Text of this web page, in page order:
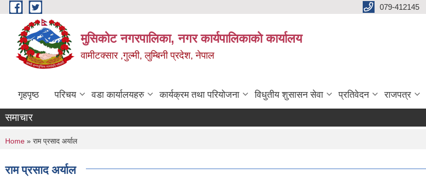
Skip to main content 079-412145
मुसिकोट नगरपालिका, नगर कार्यपालिकाकाे कार्यालय
वामीटक्सार ,गुल्मी, लुम्बिनी प्रदेश, नेपाल
गृहपृष्ठ परिचय वडा कार्यालयहरु कार्यक्रम तथा परियोजना विधुतीय शुसासन सेवा प्रतिवेदन राजपत्र
समाचार
You are here
Home » राम प्रसाद अर्याल
राम प्रसाद अर्याल